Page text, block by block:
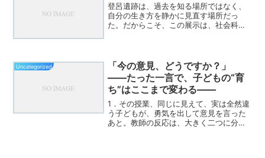
登呂遺跡は、過去を知る場所ではなく、
自分の生き方を静かに見直す場所だっ
た。だからこそ、この展示は、社会科だ
今も生き続けている。
Uncategorized
「今の意見、どうですか？」
――たった一言で、子どもの“育
ち”はここまで変わる――
1．その授業、同じに見えて、実は全然違
う子どもが、勇気を出して意見を言った
あと。教師の反応は、大きく二つに分か